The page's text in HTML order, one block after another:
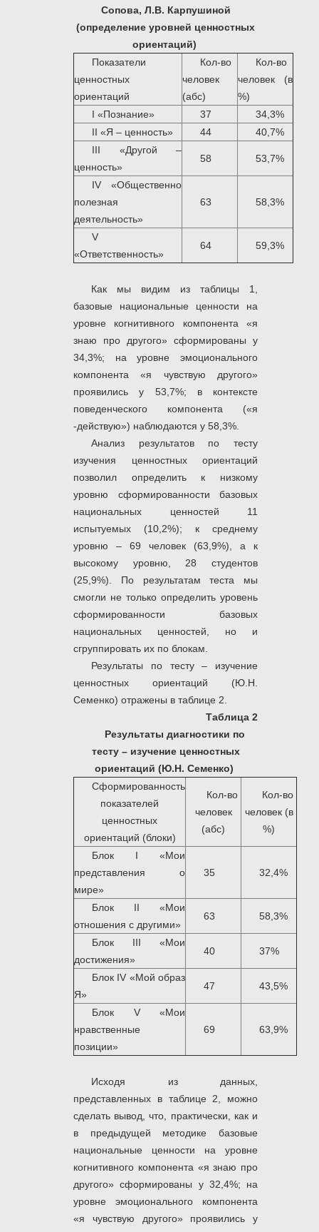
Сопова, Л.В. Карпушиной
(определение уровней ценностных
ориентаций)
Показатели
ценностных
ориентаций
Кол-во
человек
(абс)
Кол-во
человек (в
%)
I «Познание»
37
34,3%
II «Я – ценность»
44
40,7%
III «Другой –
ценность»
58 53,7%
IV «Общественно
полезная
деятельность»
63 58,3%
V
«Ответственность»
64 59,3%
Как мы видим из таблицы 1,
базовые национальные ценности на
уровне когнитивного компонента «я
знаю про другого» сформированы у
34,3%; на уровне эмоционального
компонента «я чувствую другого»
проявились у 53,7%; в контексте
поведенческого компонента («я
-действую») наблюдаются у 58,3%.
Анализ результатов по тесту
изучения ценностных ориентаций
позволил определить к низкому
уровню сформированности базовых
национальных ценностей 11
испытуемых (10,2%); к среднему
уровню – 69 человек (63,9%), а к
высокому уровню, 28 студентов
(25,9%). По результатам теста мы
смогли не только определить уровень
сформированности базовых
национальных ценностей, но и
сгруппировать их по блокам.
Результаты по тесту – изучение
ценностных ориентаций (Ю.Н.
Семенко) отражены в таблице 2.
Таблица 2
Результаты диагностики по
тесту – изучение ценностных
ориентаций (Ю.Н. Семенко)
Сформированность
показателей
ценностных
ориентаций (блоки)
Кол-во
человек
(абс)
Кол-во
человек (в
%)
Блок I «Мои
представления о
мире»
35 32,4%
Блок II «Мои
отношения с другими»
63 58,3%
Блок III «Мои
достижения»
40 37%
Блок IV «Мой образ
Я»
47 43,5%
Блок V «Мои
нравственные
позиции»
69 63,9%
Исходя из данных,
представленных в таблице 2, можно
сделать вывод, что, практически, как и
в предыдущей методике базовые
национальные ценности на уровне
когнитивного компонента «я знаю про
другого» сформированы у 32,4%; на
уровне эмоционального компонента
«я чувствую другого» проявились у